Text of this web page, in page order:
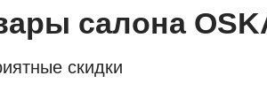
салона
скидки